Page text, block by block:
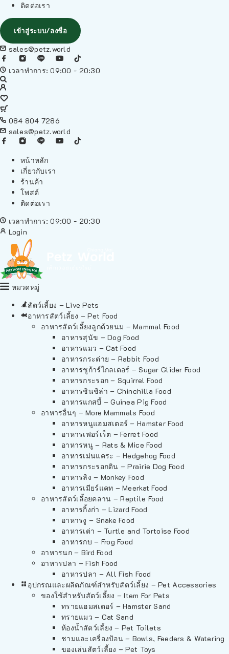
ติดต่อเรา
เข้าสู่ระบบ/ลงชื่อ
sales@petz.world
เวลาทำการ: 09:00 - 20:30
084 804 7286
sales@petz.world
หน้าหลัก
เกี่ยวกับเรา
ร้านค้า
โพสต์
ติดต่อเรา
เวลาทำการ: 09:00 - 20:30
Login
หมวดหมู่
สัตว์เลี้ยง – Live Pets
อาหารสัตว์เลี้ยง – Pet Food
อาหารสัตว์เลี้ยงลูกด้วยนม – Mammal Food
อาหารสุนัข – Dog Food
อาหารแมว – Cat Food
อาหารกระต่าย – Rabbit Food
อาหารชูก้าร์ไกลเดอร์ – Sugar Glider Food
อาหารกระรอก – Squirrel Food
อาหารชินชิล่า – Chinchilla Food
อาหารแกสบี้ – Guinea Pig Food
อาหารอื่นๆ – More Mammals Food
อาหารหนูแฮมสเตอร์ – Hamster Food
อาหารเฟอร์เร็ต – Ferret Food
อาหารหนู – Rats & Mice Food
อาหารเม่นแคระ – Hedgehog Food
อาหารกระรอกดิน – Prairie Dog Food
อาหารลิง – Monkey Food
อาหารเมียร์แคท – Meerkat Food
อาหารสัตว์เลี้อยคลาน – Reptile Food
อาหารกิ้งก่า – Lizard Food
อาหารงู – Snake Food
อาหารเต่า – Turtle and Tortoise Food
อาหารกบ – Frog Food
อาหารนก – Bird Food
อาหารปลา – Fish Food
อาหารปลา – All Fish Food
อุปกรณและผลิตภัณฑ์สำหรับสัตว์เลี้ยง – Pet Accessories
ของใช้สำหรับสัตว์เลี้ยง – Item For Pets
ทรายแฮมสเตอร์ – Hamster Sand
ทรายแมว – Cat Sand
ห้องน้ำสัตว์เลี้ยง – Pet Toilets
ชามและเครื่องป้อน – Bowls, Feeders & Watering
ของเล่นสัตว์เลี้ยง – Pet Toys